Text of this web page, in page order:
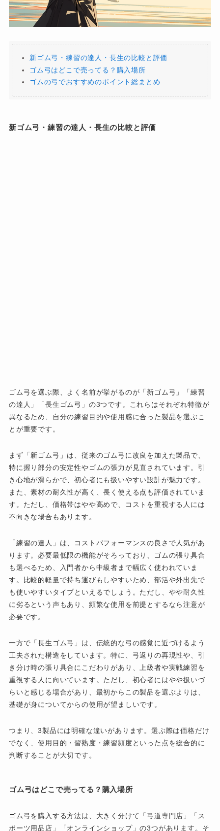
新ゴム弓・練習の達人・長生の比較と評価
ゴム弓はどこで売ってる？購入場所
ゴムの弓でおすすめのポイント総まとめ
新ゴム弓・練習の達人・長生の比較と評価
ゴム弓を選ぶ際、よく名前が挙がるのが「新ゴム弓」「練習
の達人」「長生ゴム弓」の3つです。これらはそれぞれ特徴が
異なるため、自分の練習目的や使用感に合った製品を選ぶこ
とが重要です。
まず「新ゴム弓」は、従来のゴム弓に改良を加えた製品で、
特に握り部分の安定性やゴムの張力が見直されています。引
き心地が滑らかで、初心者にも扱いやすい設計が魅力です。
また、素材の耐久性が高く、長く使える点も評価されていま
す。ただし、価格帯はやや高めで、コストを重視する人には
不向きな場合もあります。
「練習の達人」は、コストパフォーマンスの良さで人気があ
ります。必要最低限の機能がそろっており、ゴムの張り具合
も選べるため、入門者から中級者まで幅広く使われていま
す。比較的軽量で持ち運びもしやすいため、部活や外出先で
も使いやすいタイプといえるでしょう。ただし、やや耐久性
に劣るという声もあり、頻繁な使用を前提とするなら注意が
必要です。
一方で「長生ゴム弓」は、伝統的な弓の感覚に近づけるよう
工夫された構造をしています。特に、弓返りの再現性や、引
き分け時の張り具合にこだわりがあり、上級者や実戦練習を
重視する人に向いています。ただし、初心者にはやや扱いづ
らいと感じる場合があり、最初からこの製品を選ぶよりは、
基礎が身についてからの使用が望ましいです。
つまり、3製品には明確な違いがあります。選ぶ際は価格だけ
でなく、使用目的・習熟度・練習頻度といった点を総合的に
判断することが大切です。
ゴム弓はどこで売ってる？購入場所
ゴム弓を購入する方法は、大きく分けて「弓道専門店」「ス
ポーツ用品店」「オンラインショップ」の3つがあります。そ